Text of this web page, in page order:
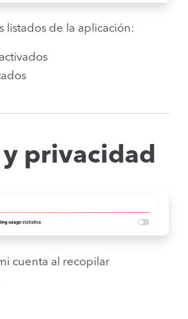
listados de la aplicación:
privacidad
cuenta al recopilar